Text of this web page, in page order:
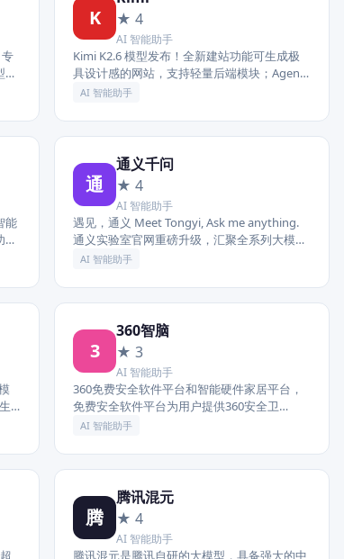
与
K
★ 4
AI 智能助手
Kimi K2.6 模型发布！全新建站功能可生成极
具设计感的网站，支持轻量后端模块；Agent
集群全面升级，Office 文档一键转可复用技
AI 智能助手
能
通
通义千问
★ 4
AI 智能助手
遇见，通义 Meet Tongyi, Ask me anything.
通义实验室官网重磅升级，汇聚全系列大模
型、最新行业资讯与前沿应用，一览无余，尽
AI 智能助手
3
360智脑
★ 3
AI 智能助手
360免费安全软件平台和智能硬件家居平台，
免费安全软件平台为用户提供360安全卫
士,360免费杀毒软件,360企业杀
AI 智能助手
腾
腾讯混元
★ 4
AI 智能助手
腾讯混元是腾讯自研的大模型，具备强大的中